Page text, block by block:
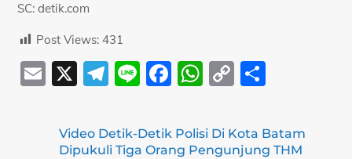
SC: detik.com
Post Views: 431
E
ai
X
T
e
gr
Li
e
F
c
e
W
at
s
C
p
y
ar
e
Video Detik-Detik Polisi Di Kota Batam
Dipukuli Tiga Orang Pengunjung THM